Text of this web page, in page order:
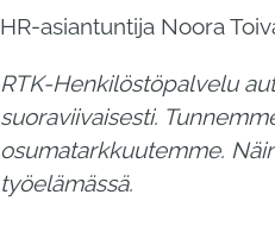
HR-asiantuntija Noora
RTK-Henkilöstöpalvelu
suoraviivaisesti.
osumatarkkuutemme.
työelämässä.